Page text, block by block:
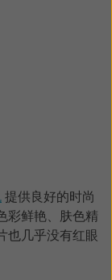
提供良好的时尚
彩鲜艳、肤色精
也几乎没有红眼